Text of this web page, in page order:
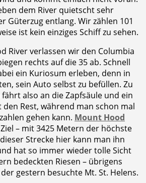
dem River quietscht sehr
Güterzug entlang. Wir zählen 101
ist kein einziges Schiff zu sehen.
River verlassen wir den Columbia
rechts auf die 35 ab. Schnell
ein Kuriosum erleben, denn in
sein Auto selbst zu befüllen. Zu
also an die Zapfsäule und ein
Rest, während man schon mal
gehen kann. Mount Hood
– mit 3425 Metern der höchste
Strecke hier kann man ihn
hat so immer wieder tolle Sicht
bedeckten Riesen – übrigens
gestern besuchte Mt. St. Helens.